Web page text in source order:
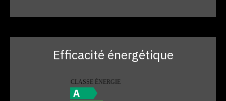
Efficacité énergétique